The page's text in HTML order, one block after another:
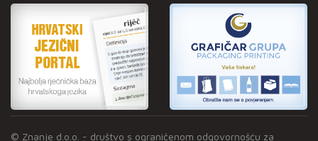
© Znanje d.o.o. - društvo s ograničenom odgovornošću za